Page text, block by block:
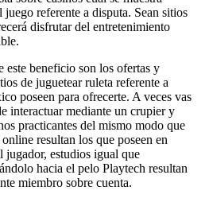
juego referente a disputa. Sean sitios
disfrutar del entretenimiento
este beneficio son los ofertas y
de juguetear ruleta referente a
poseen para ofrecerte. A veces vas
interactuar mediante un crupier y
practicantes del mismo modo que
resultan los que poseen en
estudios igual que
hacia el pelo Playtech resultan
miembro sobre cuenta.